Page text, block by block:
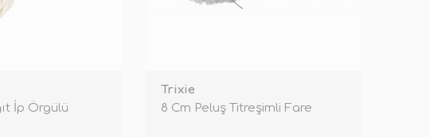
İp Örgülü
Trixie
8 Cm Peluş Titreşimli Fare